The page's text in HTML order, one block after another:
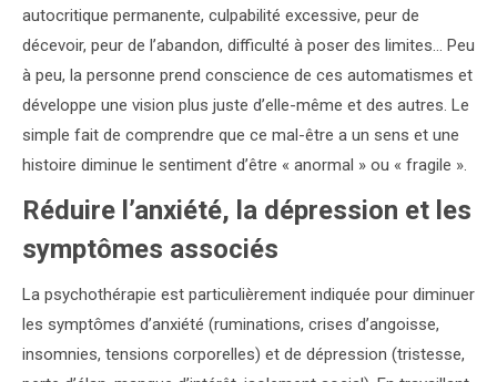
autocritique permanente, culpabilité excessive, peur de
décevoir, peur de l’abandon, difficulté à poser des limites… Peu
à peu, la personne prend conscience de ces automatismes et
développe une vision plus juste d’elle-même et des autres. Le
simple fait de comprendre que ce mal-être a un sens et une
histoire diminue le sentiment d’être « anormal » ou « fragile ».
Réduire l’anxiété, la dépression et les
symptômes associés
La psychothérapie est particulièrement indiquée pour diminuer
les symptômes d’anxiété (ruminations, crises d’angoisse,
insomnies, tensions corporelles) et de dépression (tristesse,